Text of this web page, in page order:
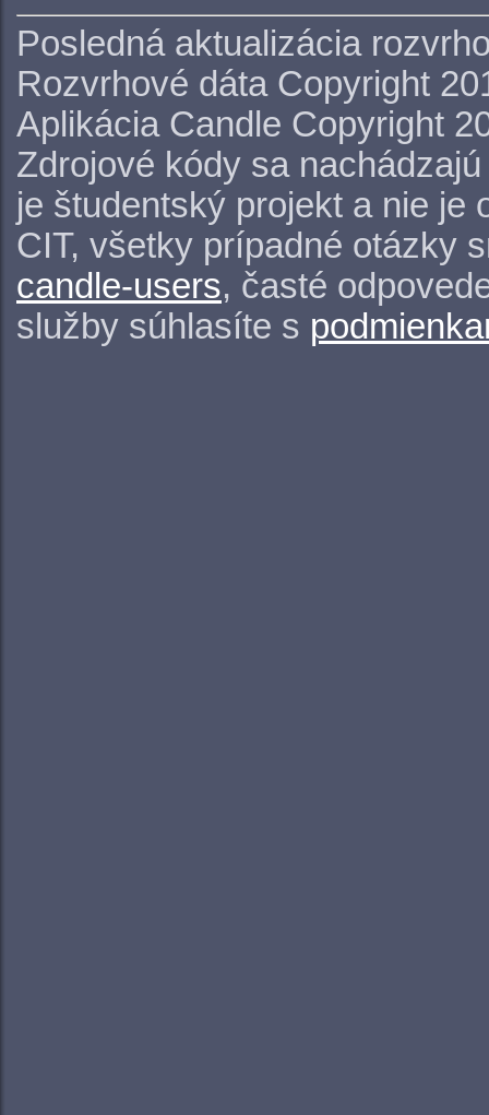
Posledná aktualizácia
Rozvrhové dáta Copyright
Aplikácia Candle Copyright
Zdrojové kódy sa
je študentský projekt a nie je
CIT, všetky prípadné otázky
candle-users, časté
služby súhlasíte s